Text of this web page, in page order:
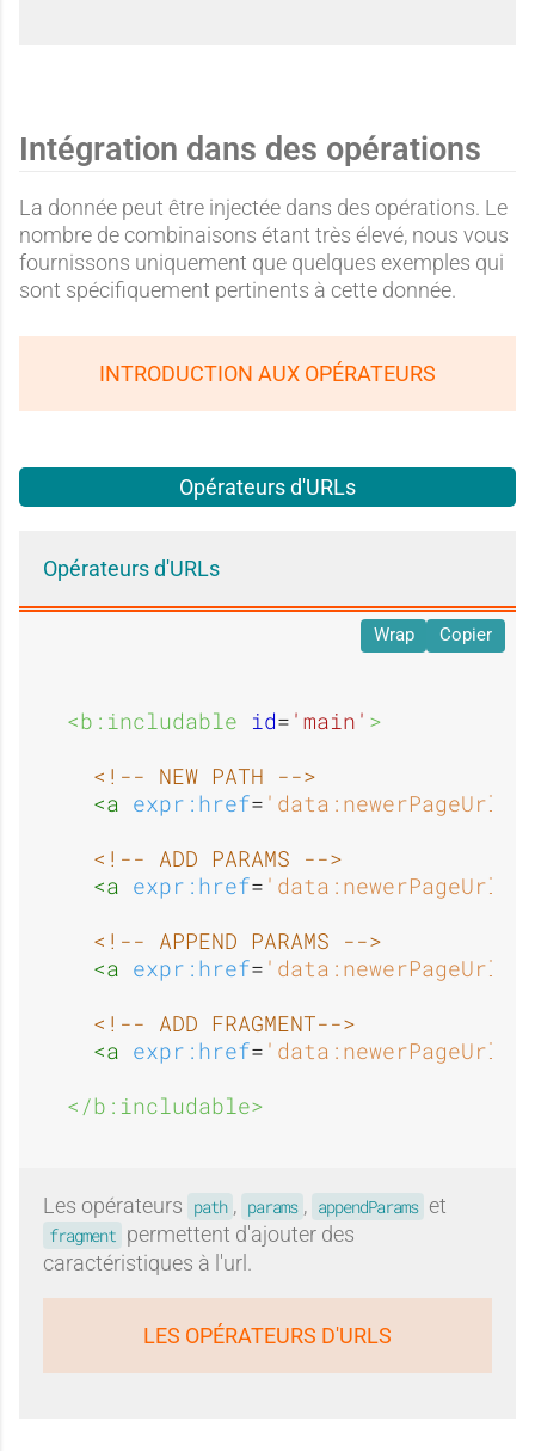
Intégration dans des opérations
La donnée peut être injectée dans des opérations. Le
nombre de combinaisons étant très élevé, nous vous
fournissons uniquement que quelques exemples qui
sont spécifiquement pertinents à cette donnée.
INTRODUCTION AUX OPÉRATEURS
Opérateurs d'URLs
Opérateurs d'URLs
<b:includable id= 'main' >
<!-- NEW PATH -->
<a expr:href= 'data:newerPageUrl
<!-- ADD PARAMS -->
<a expr:href= 'data:newerPageUrl
<!-- APPEND PARAMS -->
<a expr:href= 'data:newerPageUrl
<!-- ADD FRAGMENT-->
<a expr:href= 'data:newerPageUrl
</b:includable>
Wrap Copier
Les opérateurs path , params , appendParams et
fragment permettent d'ajouter des
caractéristiques à l'url.
LES OPÉRATEURS D'URLS